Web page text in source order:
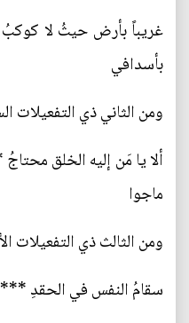
غريباً بأرض حيثُ لا كوكبُ
بأسدافي
ومن الثاني ذي التفعيلات
ألا يا مَن إليه الخلق
ماجوا
ومن الثالث ذي التفعيلات
سقامُ النفس في الحقدِ